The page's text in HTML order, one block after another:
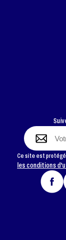
Ce site est protégé
les conditions